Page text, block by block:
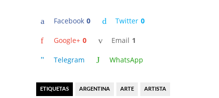
Facebook 0 Twitter 0
Google+ 0 Email 1
Telegram WhatsApp
ETIQUETAS ARGENTINA ARTE ARTISTA